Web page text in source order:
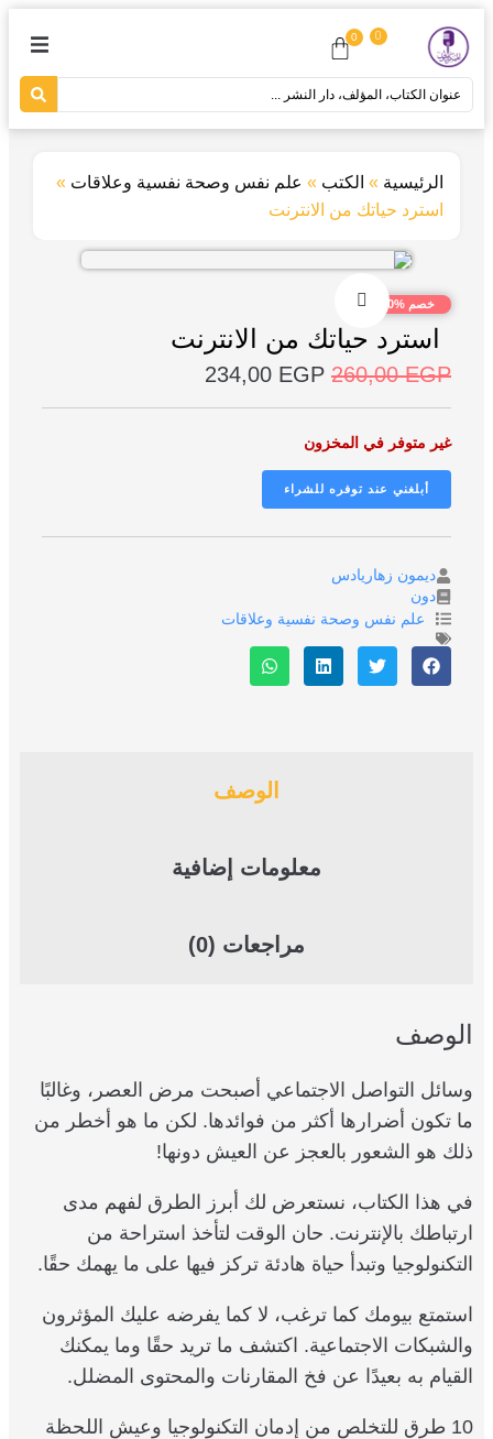
0
0
الرئيسية » الكتب » علم نفس وصحة نفسية وعلاقات »
استرد حياتك من الانترنت
خصم %10
استرد حياتك من الانترنت
260,00EGP
234,00 EGP
غير متوفر في المخزون
ديمون زهاريادس
دون
علم نفس وصحة نفسية وعلاقات
الوصف
معلومات إضافية
مراجعات (0)
الوصف
وسائل التواصل الاجتماعي أصبحت مرض العصر، وغالبًا
ما تكون أضرارها أكثر من فوائدها. لكن ما هو أخطر من
ذلك هو الشعور بالعجز عن العيش دونها!
في هذا الكتاب، نستعرض لك أبرز الطرق لفهم مدى
ارتباطك بالإنترنت. حان الوقت لتأخذ استراحة من
التكنولوجيا وتبدأ حياة هادئة تركز فيها على ما يهمك حقًا.
استمتع بيومك كما ترغب، لا كما يفرضه عليك المؤثرون
والشبكات الاجتماعية. اكتشف ما تريد حقًا وما يمكنك
القيام به بعيدًا عن فخ المقارنات والمحتوى المضلل.
10 طرق للتخلص من إدمان التكنولوجيا وعيش اللحظة